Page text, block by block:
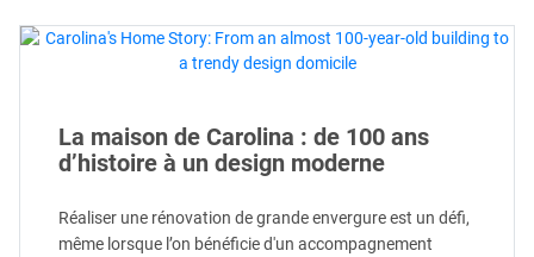
La maison de Carolina : de 100 ans
d’histoire à un design moderne
Réaliser une rénovation de grande envergure est un défi,
même lorsque l’on bénéficie d'un accompagnement